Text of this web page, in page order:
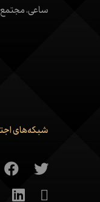
ساعی، مجتمع
شبکه‌های